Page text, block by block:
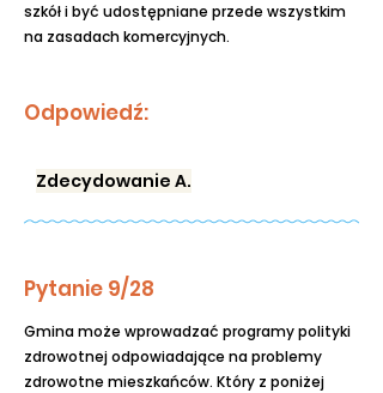
szkół i być udostępniane przede wszystkim
na zasadach komercyjnych.
Odpowiedź:
Zdecydowanie A.
Pytanie 9/28
Gmina może wprowadzać programy polityki
zdrowotnej odpowiadające na problemy
zdrowotne mieszkańców. Który z poniżej